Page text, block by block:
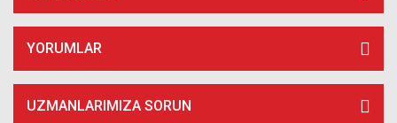
YORUMLAR
UZMANLARIMIZA SORUN